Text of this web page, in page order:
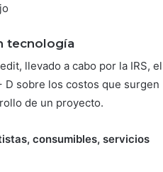
tecnología
llevado a cabo por la IRS, el
D sobre los costos que surgen
de un proyecto.
consumibles, servicios